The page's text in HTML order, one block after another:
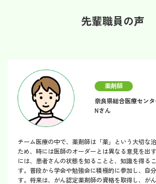
先輩職員の声
薬剤師
奈良県総合医療セン
Nさん
チーム医療の中で、薬剤師は「薬」という大切な
ため、時には医師のオーダーとは異なる意見を出
には、患者さんの状態を知ることと、知識を得る
す。普段から学会や勉強会に積極的に参加し、自
す。将来は、がん認定薬剤師の資格を取得し、が